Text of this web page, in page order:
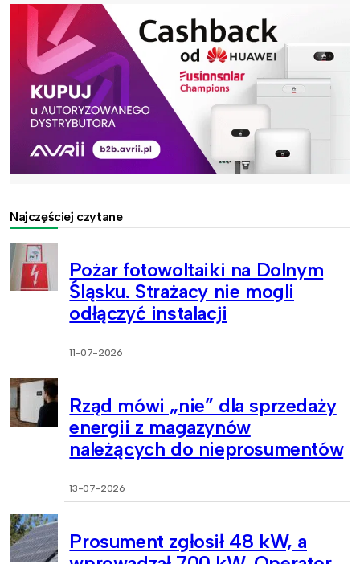
Najczęściej czytane
Pożar fotowoltaiki na Dolnym
Śląsku. Strażacy nie mogli
odłączyć instalacji
11-07-2026
Rząd mówi „nie” dla sprzedaży
energii z magazynów
należących do nieprosumentów
13-07-2026
Prosument zgłosił 48 kW, a